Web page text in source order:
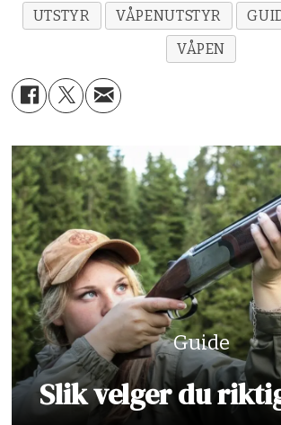
UTSTYR VÅPENUTSTYR
VÅPEN
Guide
Slik velger du